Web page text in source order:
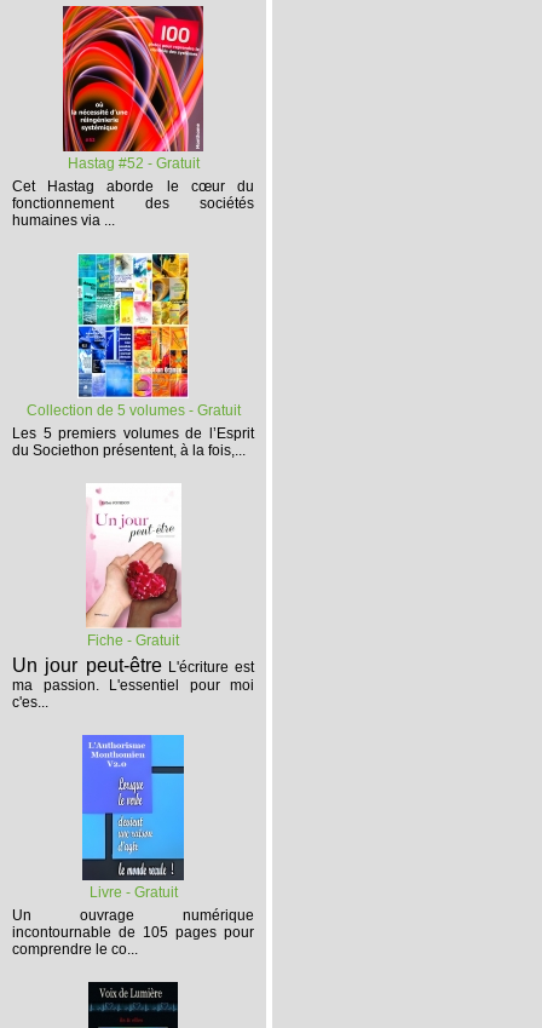
Hastag #52 - Gratuit
Cet
Hastag aborde le cœur du
fonctionnement des sociétés
humaines via ...
Collection de 5 volumes - Gratuit
Les 5 premiers volumesde l’Esprit
du Societhon présentent, à la fois,...
Fiche - Gratuit
Un jour peut-être L'écriture est
ma passion. L'essentiel pour moi
c'es...
Livre - Gratuit
Un ouvrage numérique
incontournable de 105 pages pour
comprendre le co...